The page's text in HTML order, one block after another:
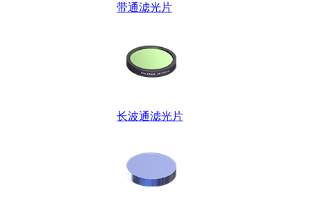
带通滤光片
长波通滤光片